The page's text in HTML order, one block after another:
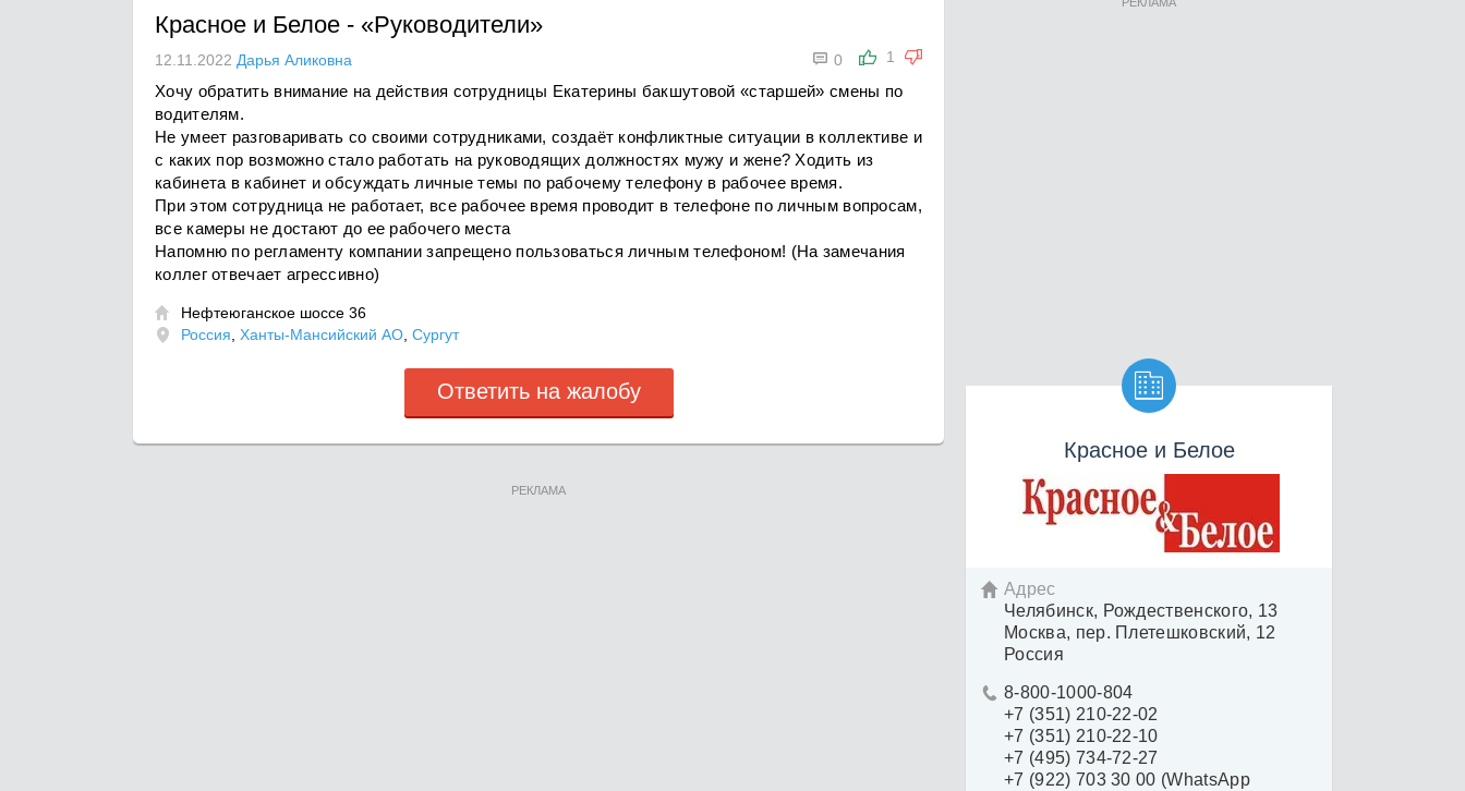
Красное и Белое - «Руководители»
1
 0
12.11.2022 Дарья Аликовна
Хочу обратить внимание на действия сотрудницы Екатерины бакшутовой «старшей» смены по
водителям.
Не умеет разговаривать со своими сотрудниками, создаёт конфликтные ситуации в коллективе и
с каких пор возможно стало работать на руководящих должностях мужу и жене? Ходить из
кабинета в кабинет и обсуждать личные темы по рабочему телефону в рабочее время.
При этом сотрудница не работает, все рабочее время проводит в телефоне по личным вопросам,
все камеры не достают до ее рабочего места
Напомню по регламенту компании запрещено пользоваться личным телефоном! (На замечания
коллег отвечает агрессивно)

Нефтеюганское шоссе 36
Россия Ханты-Мансийский АО Сургут
Ответить на жалобу
РЕКЛАМА

Красное и Белое
 Адрес
Челябинск, Рождественского, 13
Москва, пер. Плетешковский, 12
Россия
 8-800-1000-804
+7 (351) 210-22-02
+7 (351) 210-22-10
+7 (495) 734-72-27
+7 (922) 703 30 00 (WhatsApp